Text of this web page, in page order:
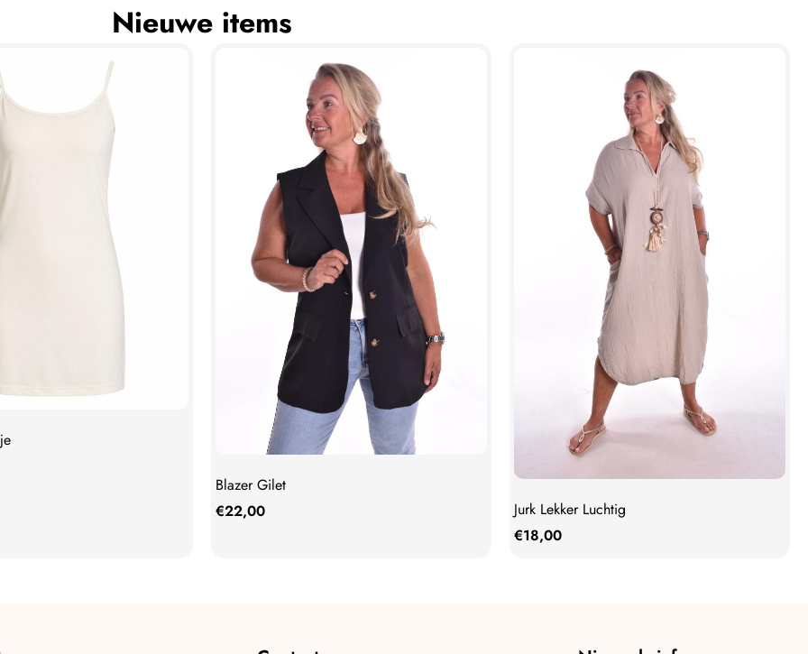
Nieuwe items
Blazer Gilet
€22,00
Jurk Lekker Luchtig
€18,00